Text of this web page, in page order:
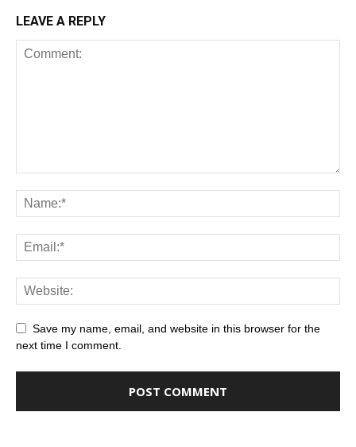
LEAVE A REPLY
Save my name, email, and website in this browser for the
next time I comment.